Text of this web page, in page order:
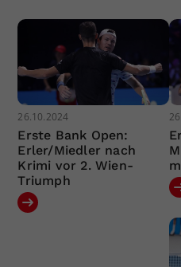
26.10.2024
Erste Bank Open:
Erler/Miedler nach
Krimi vor 2. Wien-
Triumph